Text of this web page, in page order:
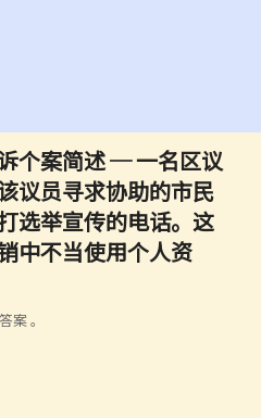
个案简述 ─ 一名区议
议员寻求协助的市民
选举宣传的电话。这
中不当使用个人资
案 。
果?
士/机构或会不受私隐条例或保障资
幅相片被放在某个本地网站内，但该
幅相是当我在逛街购物时被人在商
(私隐)条例》去控告有关网站管理
提供了我的个人资料。我可以请求